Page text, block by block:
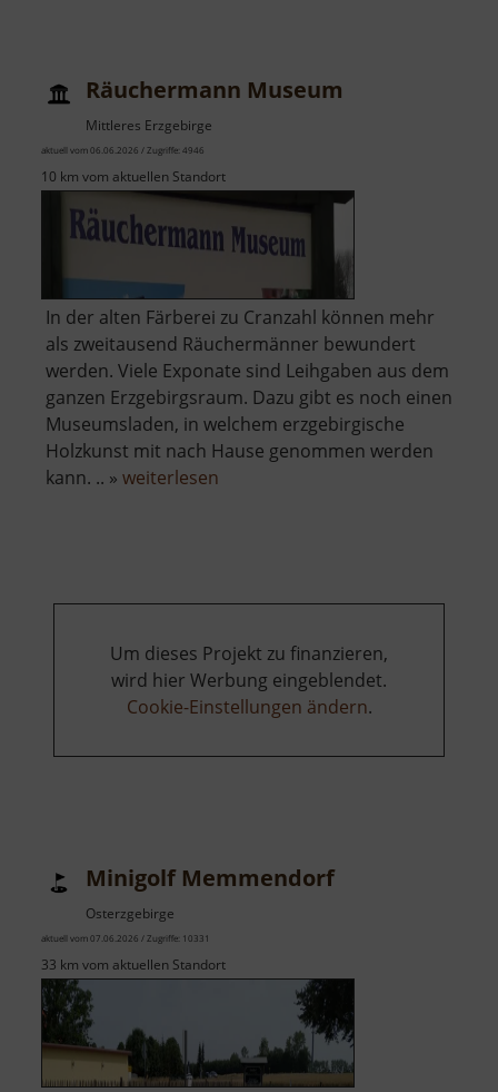
Räuchermann Museum
Mittleres Erzgebirge
aktuell vom 06.06.2026 / Zugriffe: 4946
10 km vom aktuellen Standort
In der alten Färberei zu Cranzahl können mehr
als zweitausend Räuchermänner bewundert
werden. Viele Exponate sind Leihgaben aus dem
ganzen Erzgebirgsraum. Dazu gibt es noch einen
Museumsladen, in welchem erzgebirgische
Holzkunst mit nach Hause genommen werden
kann. .. » weiterlesen
Um dieses Projekt zu finanzieren,
wird hier Werbung eingeblendet.
Cookie-Einstellungen ändern.
Minigolf Memmendorf
Osterzgebirge
aktuell vom 07.06.2026 / Zugriffe: 10331
33 km vom aktuellen Standort